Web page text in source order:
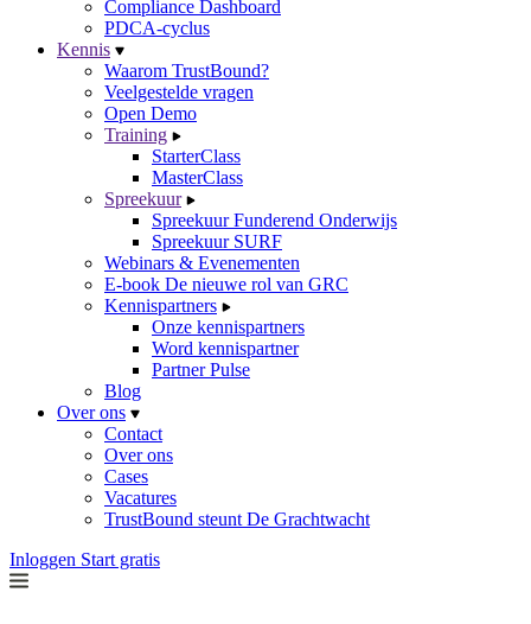
Compliance Dashboard
PDCA-cyclus
Kennis
Waarom TrustBound?
Veelgestelde vragen
Open Demo
Training
StarterClass
MasterClass
Spreekuur
Spreekuur Funderend Onderwijs
Spreekuur SURF
Webinars & Evenementen
E-book De nieuwe rol van GRC
Kennispartners
Onze kennispartners
Word kennispartner
Partner Pulse
Blog
Over ons
Contact
Over ons
Cases
Vacatures
TrustBound steunt De Grachtwacht
Inloggen Start gratis